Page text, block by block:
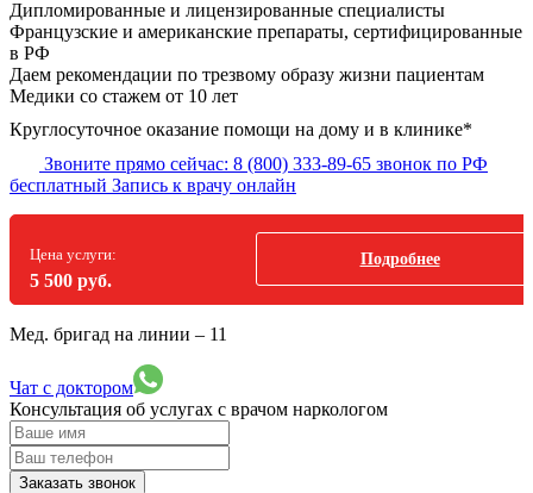
Дипломированные и лицензированные специалисты
Французские и американские препараты, сертифицированные
в РФ
Даем рекомендации по трезвому образу жизни пациентам
Медики со стажем от 10 лет
Круглосуточное оказание помощи на дому и в клинике*
Звоните прямо сейчас: 8 (800) 333-89-65 звонок по РФ
бесплатный Запись к врачу онлайн
Цена услуги:
5 500 руб.
Подробнее
Мед. бригад на линии – 11
Чат с доктором
Консультация об услугах с врачом наркологом
Заказать звонок